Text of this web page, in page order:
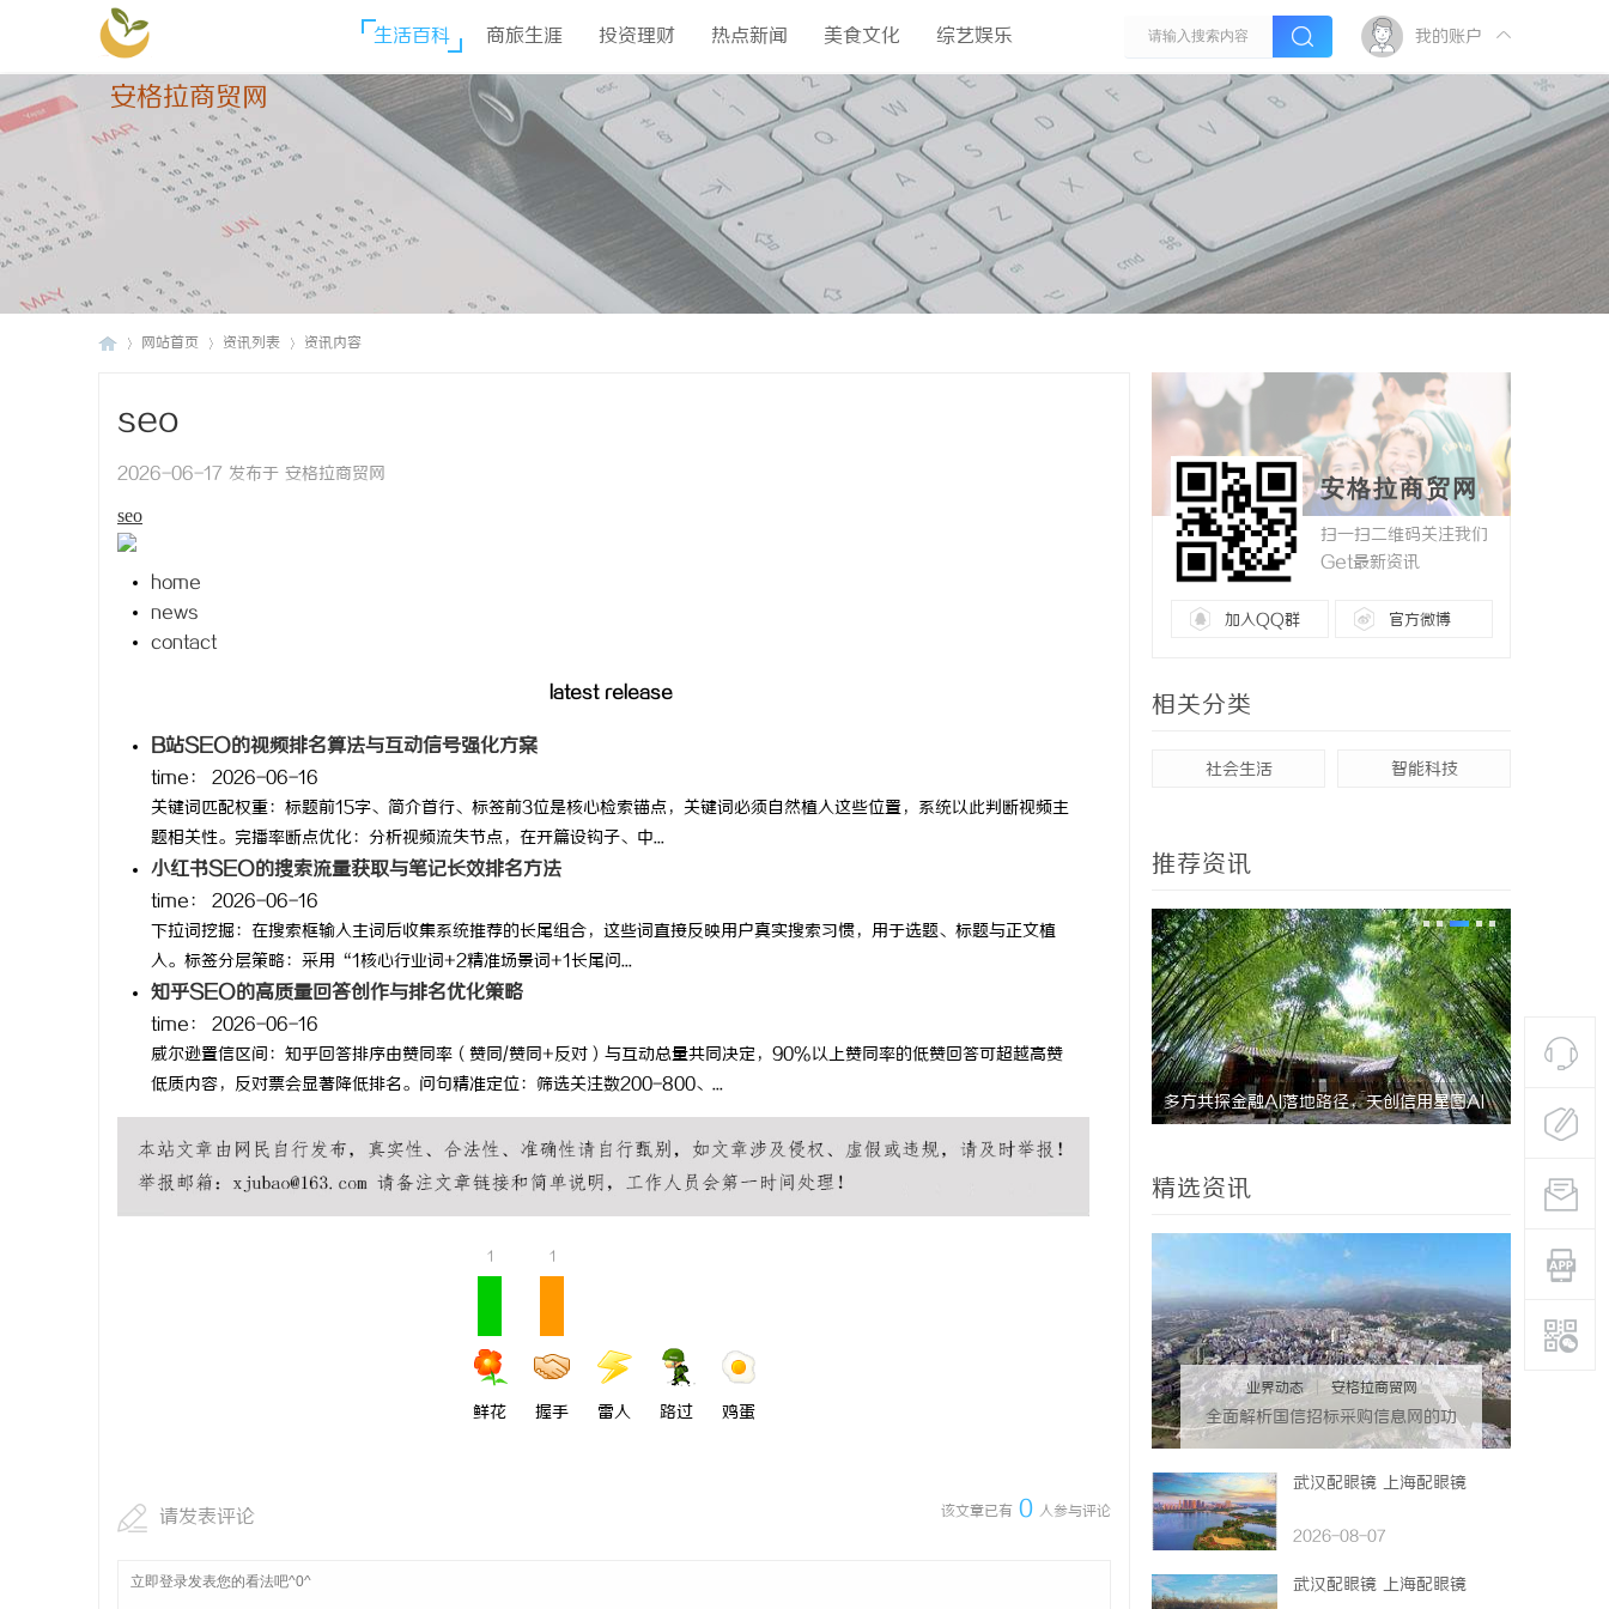
安格拉商贸网
生活百科 商旅生涯 投资理财 热点新闻 美食文化 综艺娱乐 我的账户
网站首页 资讯列表 资讯内容
seo
2026-06-17 发布于 安格拉商贸网
seo
home
news
contact
latest release
B站SEO的视频排名算法与互动信号强化方案
time：
2026-06-16
关键词匹配权重：标题前15字、简介首行、标签前3位是核心检索锚点，关键词必须自然植入这些位置，系统以此判断视频主
题相关性。完播率断点优化：分析视频流失节点，在开篇设钩子、中...
小红书SEO的搜索流量获取与笔记长效排名方法
time：
2026-06-16
下拉词挖掘：在搜索框输入主词后收集系统推荐的长尾组合，这些词直接反映用户真实搜索习惯，用于选题、标题与正文植
入。标签分层策略：采用“1核心行业词+2精准场景词+1长尾问...
知乎SEO的高质量回答创作与排名优化策略
time：
2026-06-16
威尔逊置信区间：知乎回答排序由赞同率（赞同/赞同+反对）与互动总量共同决定，90%以上赞同率的低赞回答可超越高赞
低质内容，反对票会显著降低排名。问句精准定位：筛选关注数200-800、...
1
鲜花
1
握手 雷人 路过 鸡蛋
该文章已有 0 人参与评论
请发表评论
安格拉商贸网
扫一扫二维码关注我们
Get最新资讯
加入QQ群 官方微博
相关分类
社会生活 智能科技
推荐资讯
多方共探金融AI落地路径，天创信用星图AI 2026年轻
关键因素
精选资讯
业界动态 安格拉商贸网
全面解析国信招标采购信息网的功
能与优势
武汉配眼镜 上海配眼镜
2026-08-07
武汉配眼镜 上海配眼镜